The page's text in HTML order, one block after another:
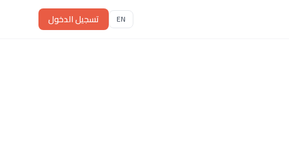
EN تسجيل الدخول